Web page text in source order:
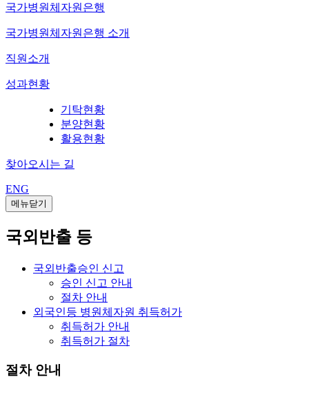
국가병원체자원은행
국가병원체자원은행 소개
직원소개
성과현황
기탁현황
분양현황
활용현황
찾아오시는 길
ENG
메뉴닫기
국외반출 등
국외반출승인 신고
승인 신고 안내
절차 안내
외국인등 병원체자원 취득허가
취득허가 안내
취득허가 절차
절차 안내